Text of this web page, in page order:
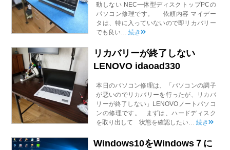
動しない NEC一体型ディスクトップPCの
パソコン修理です。 依頼内容 マイデー
タは、特に入っていないので即リカバリー
でも良い…続き
リカバリーが終了しない
LENOVO idaoad330
本日のパソコン修理は、「パソコンの調子
が悪いのでリカバリーを行ったが、リカバ
リーが終了しない」LENOVOノートパソコ
ンの修理です。 まずは、ハードディスク
を取り出して 状態を確認したい…続き
Windows10をWindows７に